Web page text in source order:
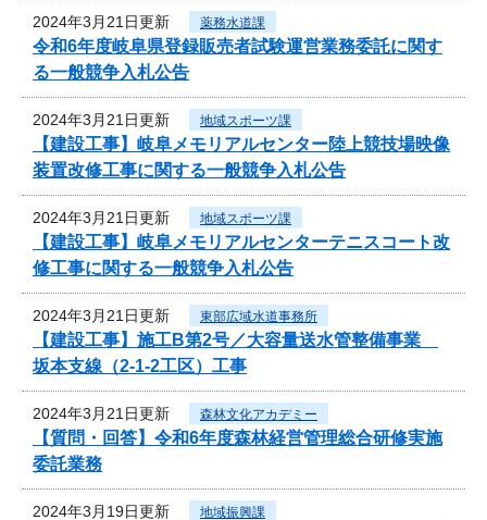
2024年3月21日更新 薬務水道課
令和6年度岐阜県登録販売者試験運営業務委託に関す
る一般競争入札公告
2024年3月21日更新 地域スポーツ課
【建設工事】岐阜メモリアルセンター陸上競技場映像
装置改修工事に関する一般競争入札公告
2024年3月21日更新 地域スポーツ課
【建設工事】岐阜メモリアルセンターテニスコート改
修工事に関する一般競争入札公告
2024年3月21日更新 東部広域水道事務所
【建設工事】施工B第2号／大容量送水管整備事業
坂本支線（2-1-2工区）工事
2024年3月21日更新 森林文化アカデミー
【質問・回答】令和6年度森林経営管理総合研修実施
委託業務
2024年3月19日更新 地域振興課